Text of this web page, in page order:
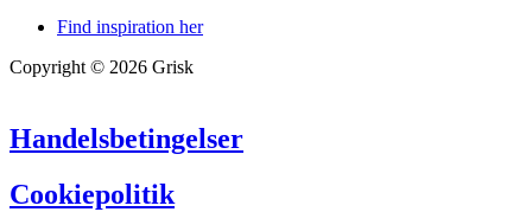
Find inspiration her
Copyright © 2026 Grisk
Handelsbetingelser
Cookiepolitik